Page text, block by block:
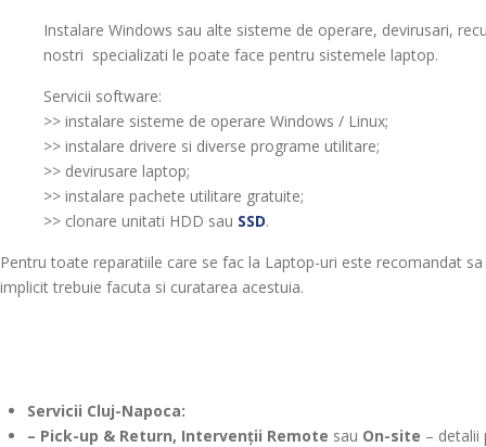
Instalare Windows sau alte sisteme de operare, devirusari,
nostri specializati le poate face pentru sistemele laptop.
Servicii software:
>> instalare sisteme de operare Windows / Linux;
>> instalare drivere si diverse programe utilitare;
>> devirusare laptop;
>> instalare pachete utilitare gratuite;
>> clonare unitati HDD sau SSD.
Pentru toate reparatiile care se fac la Laptop-uri este recomandat
implicit trebuie facuta si curatarea acestuia.
Servicii Cluj-Napoca:
– Pick-up & Return, Intervenții Remote sau On-site – detalii